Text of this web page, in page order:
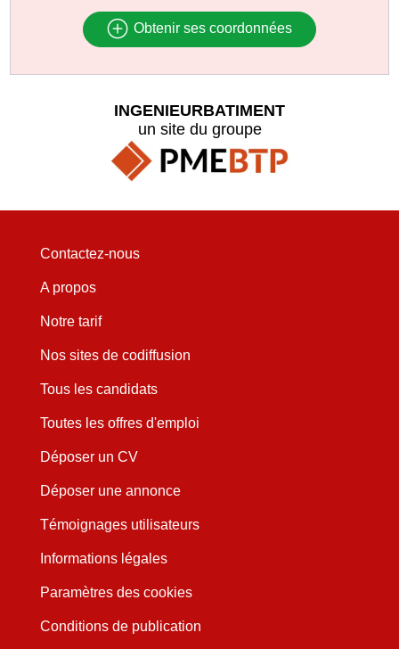
Obtenir ses coordonnées
INGENIEURBATIMENT
un site du groupe
Contactez-nous
A propos
Notre tarif
Nos sites de codiffusion
Tous les candidats
Toutes les offres d'emploi
Déposer un CV
Déposer une annonce
Témoignages utilisateurs
Informations légales
Paramètres des cookies
Conditions de publication